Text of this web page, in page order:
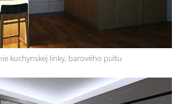
kuchynskej linky, barového pultu